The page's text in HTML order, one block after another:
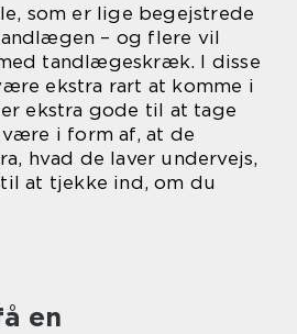
som er lige begejstrede
– og flere vil
tandlægeskræk. I disse
ekstra rart at komme i
ekstra gode til at tage
være i form af, at de
hvad de laver undervejs,
at tjekke ind, om du
en